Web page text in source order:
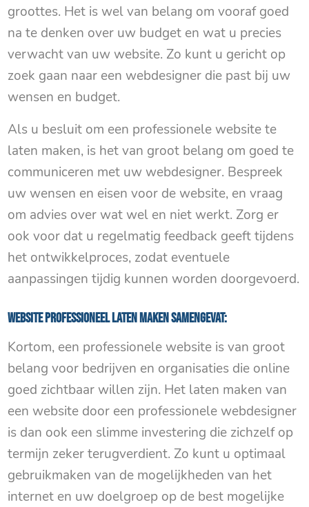
groottes. Het is wel van belang om vooraf goed
na te denken over uw budget en wat u precies
verwacht van uw website. Zo kunt u gericht op
zoek gaan naar een webdesigner die past bij uw
wensen en budget.
Als u besluit om een professionele website te
laten maken, is het van groot belang om goed te
communiceren met uw webdesigner. Bespreek
uw wensen en eisen voor de website, en vraag
om advies over wat wel en niet werkt. Zorg er
ook voor dat u regelmatig feedback geeft tijdens
het ontwikkelproces, zodat eventuele
aanpassingen tijdig kunnen worden doorgevoerd.
Website professioneel laten maken samengevat:
Kortom, een professionele website is van groot
belang voor bedrijven en organisaties die online
goed zichtbaar willen zijn. Het laten maken van
een website door een professionele webdesigner
is dan ook een slimme investering die zichzelf op
termijn zeker terugverdient. Zo kunt u optimaal
gebruikmaken van de mogelijkheden van het
internet en uw doelgroep op de best mogelijke